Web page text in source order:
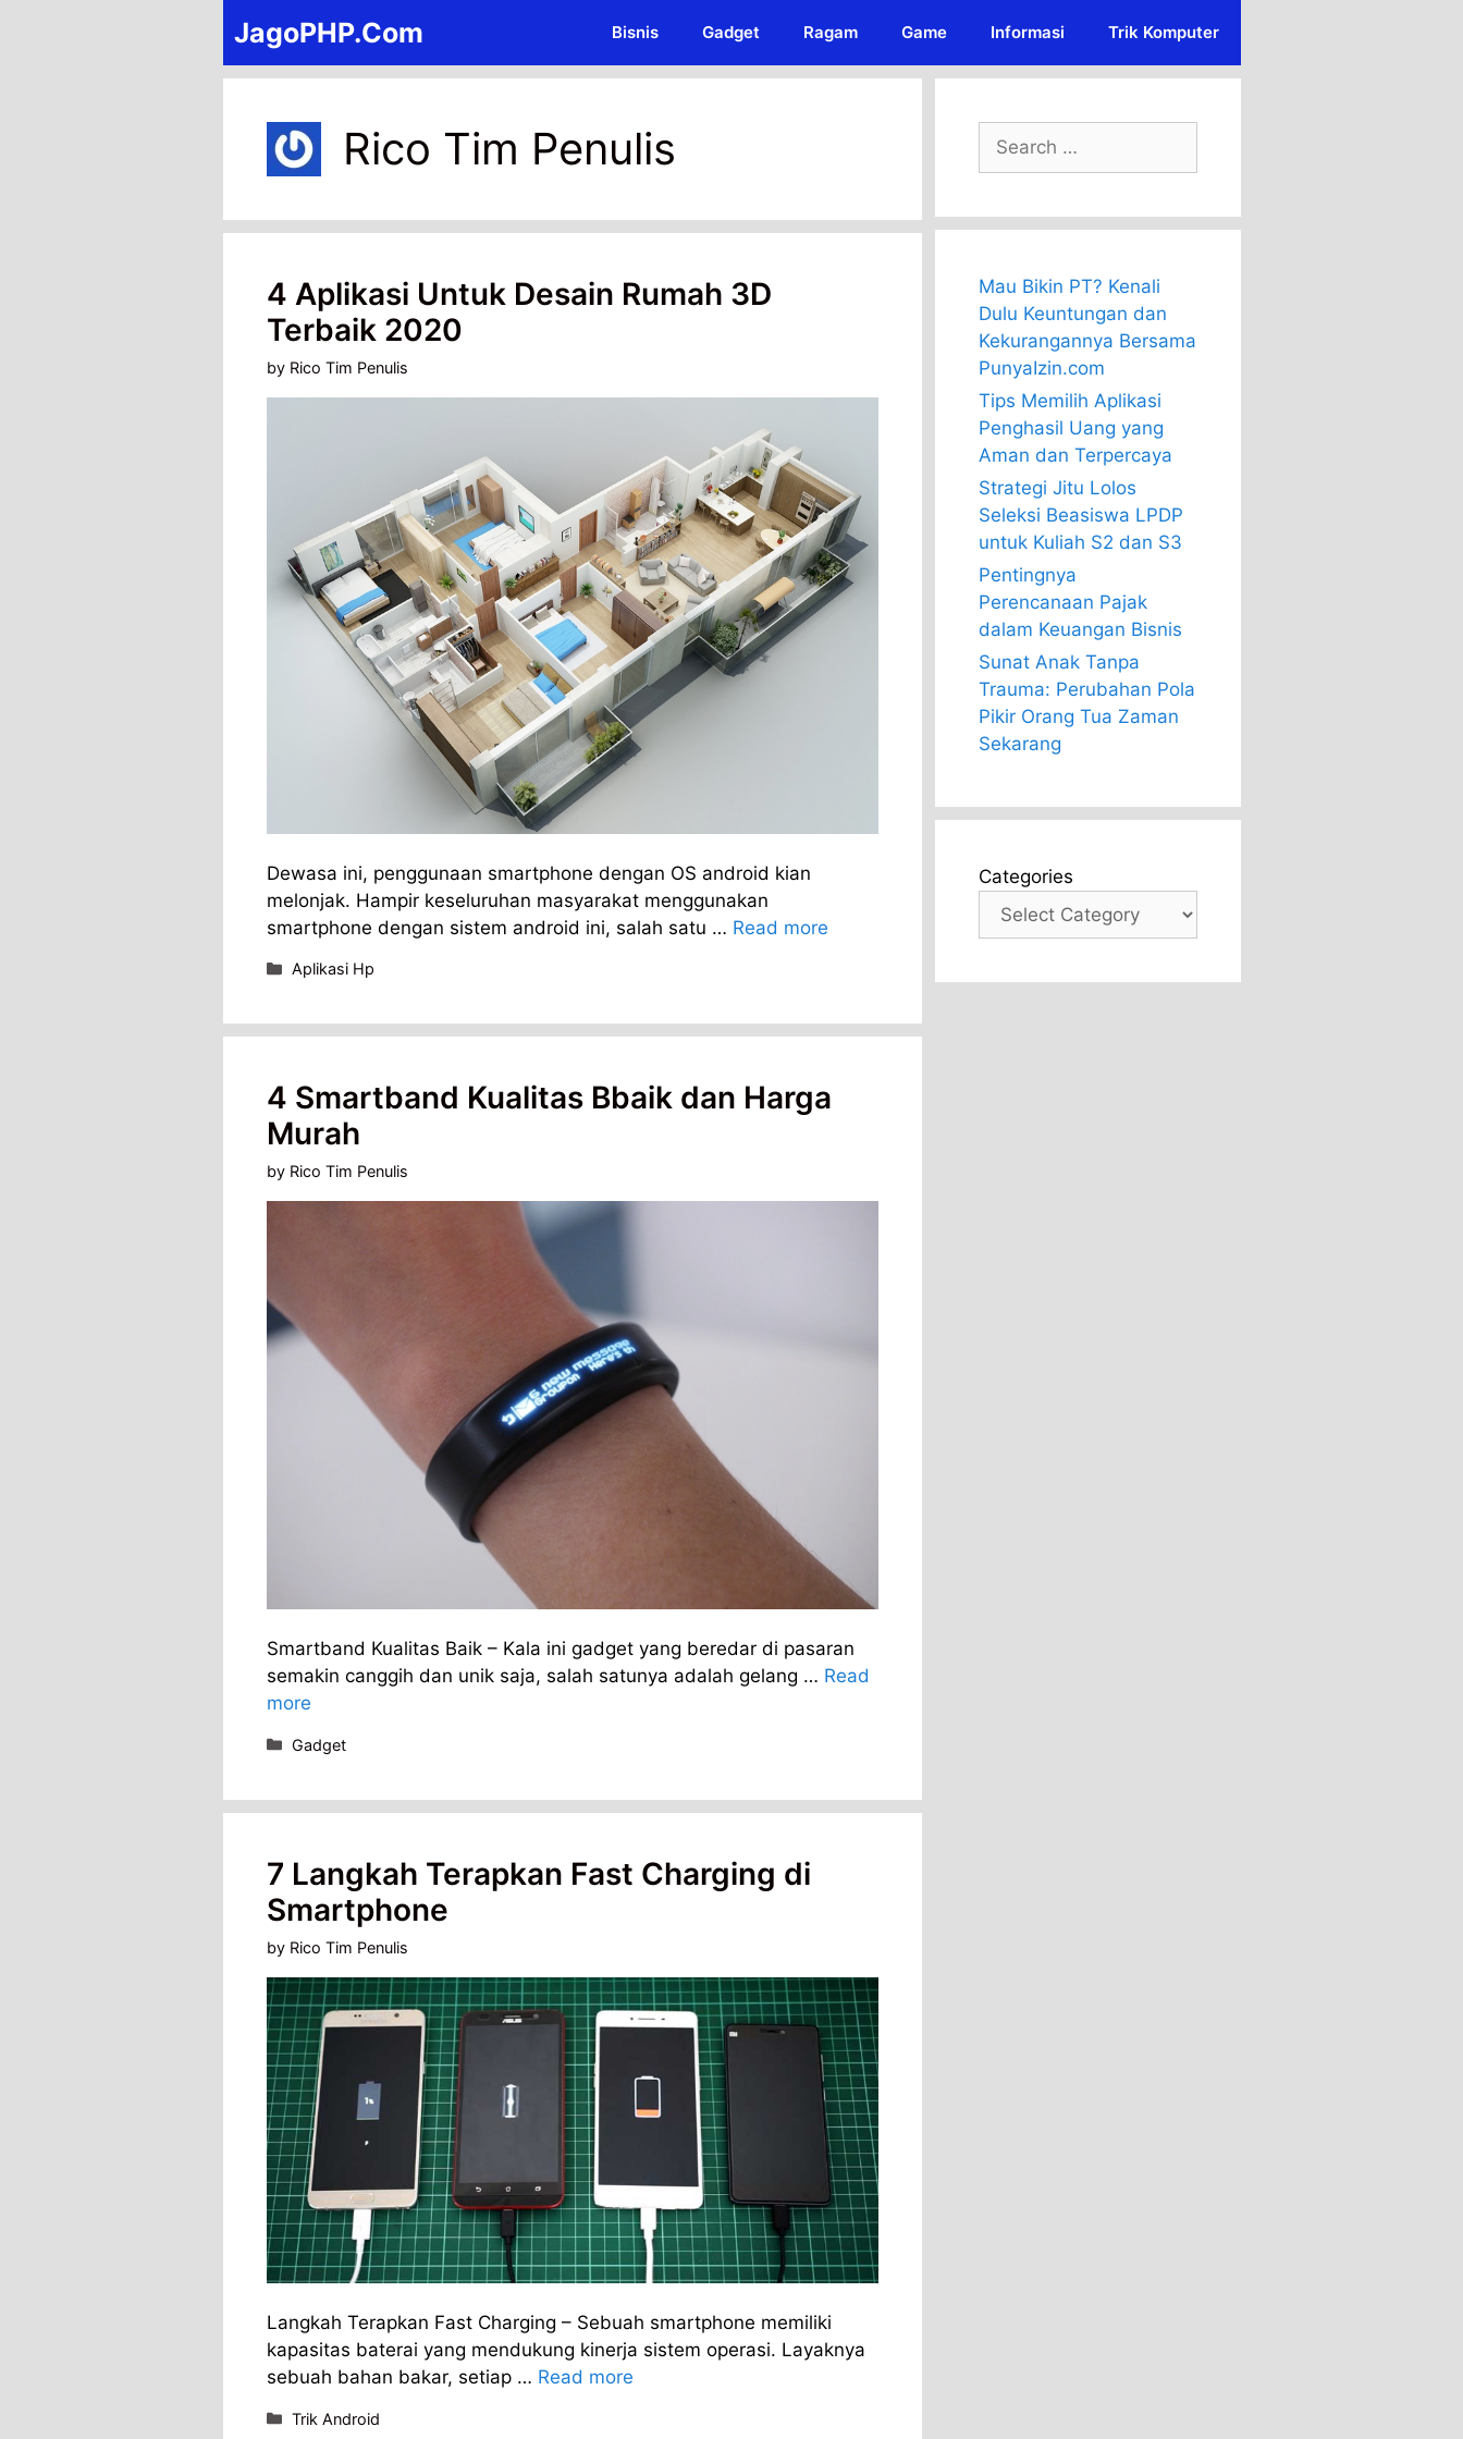
JagoPHP.Com Bisnis Gadget Ragam Game Informasi Trik Komputer
Rico Tim Penulis
4 Aplikasi Untuk Desain Rumah 3D
Terbaik 2020
by Rico Tim Penulis
Dewasa ini, penggunaan smartphone dengan OS android kian
melonjak. Hampir keseluruhan masyarakat menggunakan
smartphone dengan sistem android ini, salah satu … Read more
Categories
Aplikasi Hp
4 Smartband Kualitas Bbaik dan Harga
Murah
by Rico Tim Penulis
Smartband Kualitas Baik – Kala ini gadget yang beredar di pasaran
semakin canggih dan unik saja, salah satunya adalah gelang … Read
more
Categories
Gadget
7 Langkah Terapkan Fast Charging di
Smartphone
by Rico Tim Penulis
Langkah Terapkan Fast Charging – Sebuah smartphone memiliki
kapasitas baterai yang mendukung kinerja sistem operasi. Layaknya
sebuah bahan bakar, setiap … Read more
Categories
Trik Android
Search
for:
Mau Bikin PT? Kenali
Dulu Keuntungan dan
Kekurangannya Bersama
PunyaIzin.com
Tips Memilih Aplikasi
Penghasil Uang yang
Aman dan Terpercaya
Strategi Jitu Lolos
Seleksi Beasiswa LPDP
untuk Kuliah S2 dan S3
Pentingnya
Perencanaan Pajak
dalam Keuangan Bisnis
Sunat Anak Tanpa
Trauma: Perubahan Pola
Pikir Orang Tua Zaman
Sekarang
Categories